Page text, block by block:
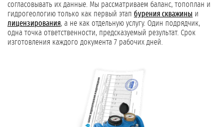
согласовывать их данные. Мы рассматриваем баланс, топоплан и
гидрогеологию только как первый этап бурения скважины и
лицензирования, а не как отдельную услугу. Один подрядчик,
одна точка ответственности, предсказуемый результат. Срок
изготовления каждого документа 7 рабочих дней.